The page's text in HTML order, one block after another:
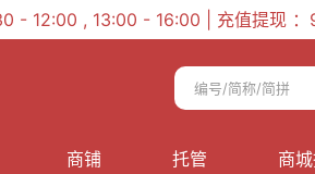
- 12:00 , 13:00 - 16:00 | 充值提现 ：
商铺 托管 商